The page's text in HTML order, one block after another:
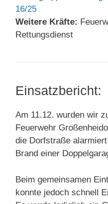
16/25
Weitere Kräfte:
Rettungsdienst
Einsatzbericht:
Am 11.12. wurden wir
Feuerwehr
die Dorfstraße
Brand einer
Beim gemeinsamen
konnte jedoch schnell